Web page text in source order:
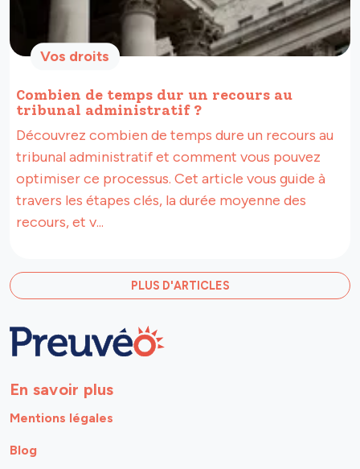
Vos droits
Combien de temps dur un recours au
tribunal administratif ?
Découvrez combien de temps dure un recours au
tribunal administratif et comment vous pouvez
optimiser ce processus. Cet article vous guide à
travers les étapes clés, la durée moyenne des
recours, et v...
PLUS D'ARTICLES
En savoir plus
Mentions légales
Blog